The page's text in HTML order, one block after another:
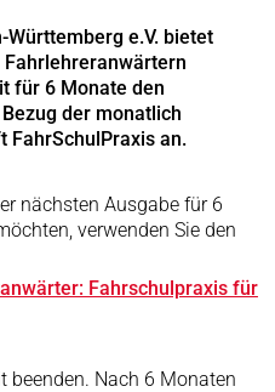
e.V. bietet
für 6 Monate den
der monatlich
FahrSchulPraxis an.
nächsten Ausgabe für 6
verwenden Sie den
Fahrschulpraxis für
beenden. Nach 6 Monaten